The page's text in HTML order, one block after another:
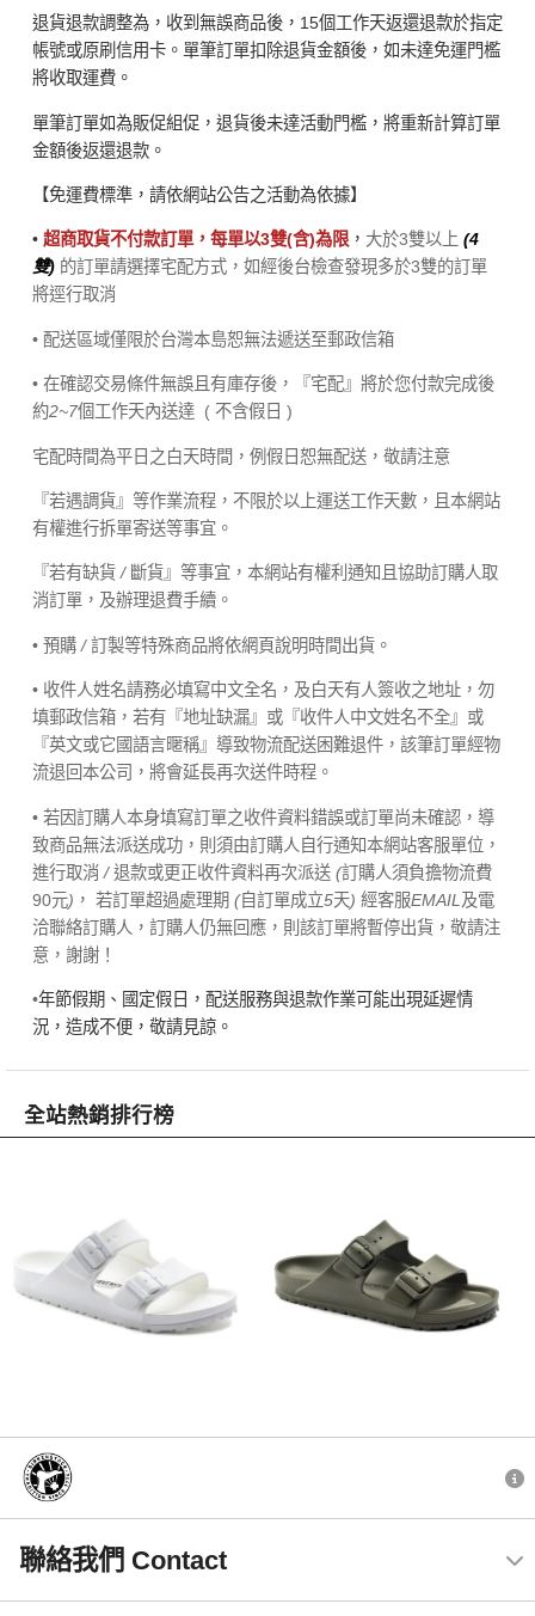
退貨退款調整為，收到無誤商品後，15個工作天返還退款於指定
帳號或原刷信用卡。單筆訂單扣除退貨金額後，如未達免運門檻
將收取運費。
單筆訂單如為販促組促，退貨後未達活動門檻，將重新計算訂單
金額後返還退款。
【免運費標準，請依網站公告之活動為依據】
• 超商取貨不付款訂單，每單以3雙(含)為限， 大於3雙以上 (4
雙) 的訂單請選擇宅配方式，如經後台檢查發現多於3雙的訂單
將逕行取消
• 配送區域僅限於台灣本島恕無法遞送至郵政信箱
• 在確認交易條件無誤且有庫存後，『宅配』將於您付款完成後
約2~7個工作天內送達 ( 不含假日 )
宅配時間為平日之白天時間，例假日恕無配送，敬請注意
『若遇調貨』等作業流程，不限於以上運送工作天數，且本網站
有權進行拆單寄送等事宜。
『若有缺貨/ 斷貨』等事宜，本網站有權利通知且協助訂購人取
消訂單，及辦理退費手續。
• 預購/訂製等特殊商品將依網頁說明時間出貨。
• 收件人姓名請務必填寫中文全名，及白天有人簽收之地址，勿
填郵政信箱，若有『地址缺漏』或『收件人中文姓名不全』或
『英文或它國語言暱稱』導致物流配送困難退件，該筆訂單經物
流退回本公司，將會延長再次送件時程。
• 若因訂購人本身填寫訂單之收件資料錯誤或訂單尚未確認，導
致商品無法派送成功，則須由訂購人自行通知本網站客服單位，
進行取消/退款或更正收件資料再次派送(訂購人須負擔物流費
90元) ， 若訂單超過處理期 (自訂單成立5天) 經客服EMAIL 及電
洽聯絡訂購人，訂購人仍無回應，則該訂單將暫停出貨，敬請注
意，謝謝！
•年節假期、國定假日，配送服務與退款作業可能出現延遲情
況，造成不便，敬請見諒。
全站熱銷排行榜
聯絡我們 Contact